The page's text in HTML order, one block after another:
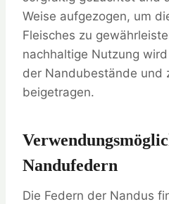
Weise aufgezogen, um
Fleisches zu
nachhaltige Nutzung
der Nandubestände und
beigetragen.
Nandufedern
Die Federn der Nandus